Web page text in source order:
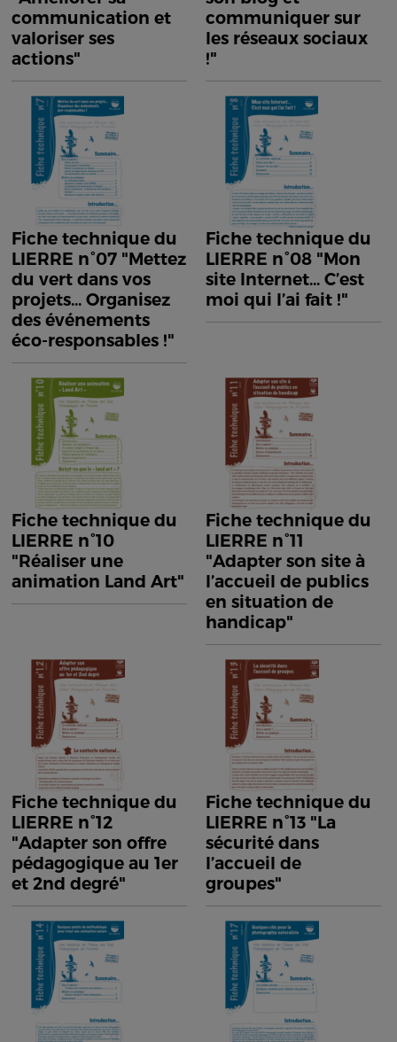
communication et
valoriser ses
actions"
communiquer sur
les réseaux sociaux
!"
Fiche technique du
LIERRE n°07 "Mettez
du vert dans vos
projets... Organisez
des événements
éco-responsables !"
Fiche technique du
LIERRE n°08 "Mon
site Internet... C’est
moi qui l’ai fait !"
Fiche technique du
LIERRE n°10
"Réaliser une
animation Land Art"
Fiche technique du
LIERRE n°11
"Adapter son site à
l’accueil de publics
en situation de
handicap"
Fiche technique du
LIERRE n°12
"Adapter son offre
pédagogique au 1er
et 2nd degré"
Fiche technique du
LIERRE n°13 "La
sécurité dans
l’accueil de
groupes"